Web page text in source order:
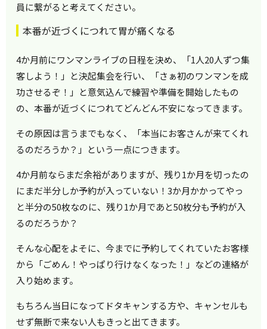
員に繋がると考えてください。
本番が近づくにつれて胃が痛くなる
4か月前にワンマンライブの日程を決め、「1人20人ずつ集
客しよう！」と決起集会を行い、「さぁ初のワンマンを成
功させるぞ！」と意気込んで練習や準備を開始したもの
の、本番が近づくにつれてどんどん不安になってきます。
その原因は言うまでもなく、「本当にお客さんが来てくれ
るのだろうか？」という一点につきます。
4か月前ならまだ余裕がありますが、残り1か月を切ったの
にまだ半分しか予約が入っていない！3か月かかってやっ
と半分の50枚なのに、残り1か月であと50枚分も予約が入
るのだろうか？
そんな心配をよそに、今までに予約してくれていたお客様
から「ごめん！やっぱり行けなくなった！」などの連絡が
入り始めます。
もちろん当日になってドタキャンする方や、キャンセルも
せず無断で来ない人もきっと出てきます。